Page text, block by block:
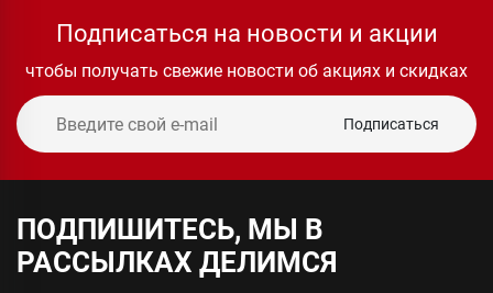
Подписаться на новости и акции
чтобы получать свежие новости об акциях и скидках
Подписаться
ПОДПИШИТЕСЬ, МЫ В
РАССЫЛКАХ ДЕЛИМСЯ